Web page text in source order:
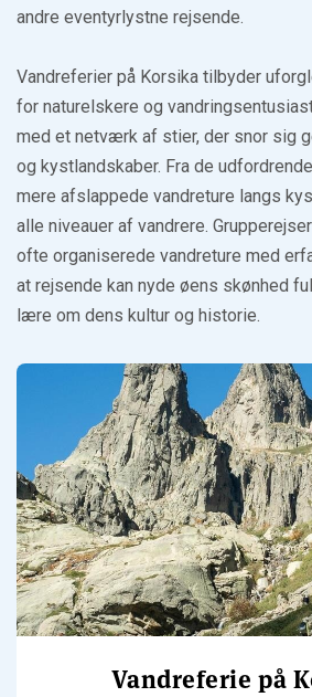
andre eventyrlystne rejsende.
Vandreferier på Korsika tilbyder
for naturelskere og
med et netværk af stier, der snor sig
og kystlandskaber. Fra de
mere afslappede vandreture langs
alle niveauer af vandrere.
ofte organiserede vandreture med
at rejsende kan nyde øens skønhed
lære om dens kultur og historie.
Vandreferie på